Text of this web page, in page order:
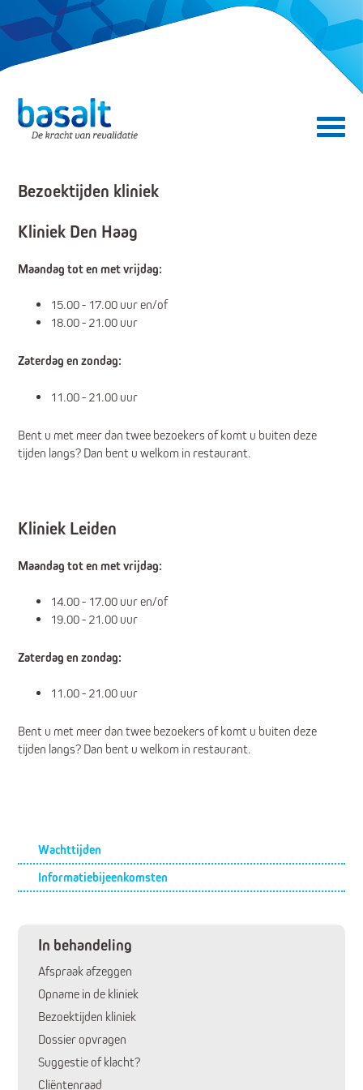
Direct naar de contentDirect naar de navigatie
Bezoektijden kliniek
Kliniek Den Haag
Maandag tot en met vrijdag:
15.00 - 17.00 uur en/of
18.00 - 21.00 uur
Zaterdag en zondag:
11.00 - 21.00 uur
Bent u met meer dan twee bezoekers of komt u buiten deze
tijden langs? Dan bent u welkom in restaurant.
Kliniek Leiden
Maandag tot en met vrijdag:
14.00 - 17.00 uur en/of
19.00 - 21.00 uur
Zaterdag en zondag:
11.00 - 21.00 uur
Bent u met meer dan twee bezoekers of komt u buiten deze
tijden langs? Dan bent u welkom in restaurant.
Submenu
Wachttijden
Informatiebijeenkomsten
In behandeling
Afspraak afzeggen
Opname in de kliniek
Huidige pagina:
Bezoektijden kliniek
Dossier opvragen
Suggestie of klacht?
Cliëntenraad